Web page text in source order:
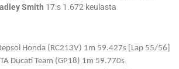
Smith 17:s 1.672 keulasta
Honda (RC213V) 1m 59.427s [Lap 55/56]
Ducati Team (GP18) 1m 59.770s